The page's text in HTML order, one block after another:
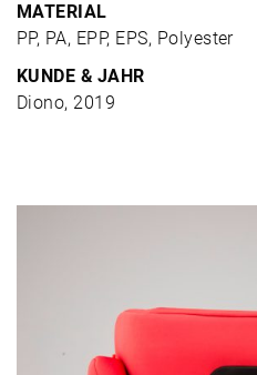
MATERIAL
PP, PA, EPP, EPS, Polyester
KUNDE & JAHR
Diono, 2019